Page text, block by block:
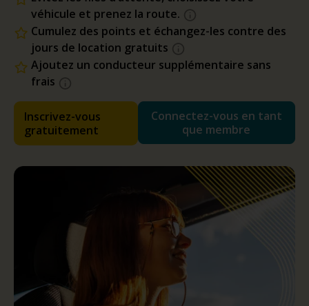
véhicule et prenez la route.
Cumulez des points et échangez-les contre des
jours de location gratuits
Ajoutez un conducteur supplémentaire sans
frais
Inscrivez-vous
gratuitement
Connectez-vous en tant
que membre